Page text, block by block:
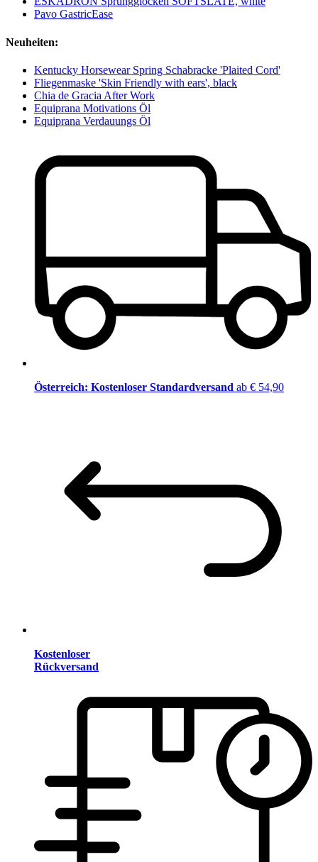
Pavo GastricEase
Neuheiten:
Kentucky Horsewear Spring Schabracke 'Plaited Cord'
Fliegenmaske 'Skin Friendly with ears', black
Chia de Gracia After Work
Equiprana Motivations Öl
Equiprana Verdauungs Öl
Österreich: Kostenloser Standardversand ab € 54,90
Kostenloser
Rückversand